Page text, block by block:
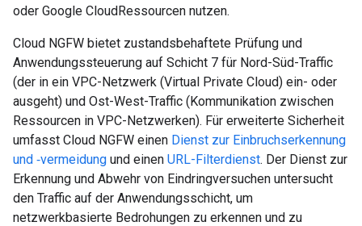
oder Google CloudRessourcen nutzen.
Cloud NGFW bietet zustandsbehaftete Prüfung und
Anwendungssteuerung auf Schicht 7 für Nord-Süd-Traffic
(der in ein VPC-Netzwerk (Virtual Private Cloud) ein- oder
ausgeht) und Ost-West-Traffic (Kommunikation zwischen
Ressourcen in VPC-Netzwerken). Für erweiterte Sicherheit
umfasst Cloud NGFW einen Dienst zur Einbruchserkennung
und ‑vermeidung und einen URL-Filterdienst. Der Dienst zur
Erkennung und Abwehr von Eindringversuchen untersucht
den Traffic auf der Anwendungsschicht, um
netzwerkbasierte Bedrohungen zu erkennen und zu